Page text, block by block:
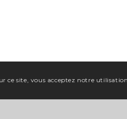
ce site, vous acceptez notre utilisation